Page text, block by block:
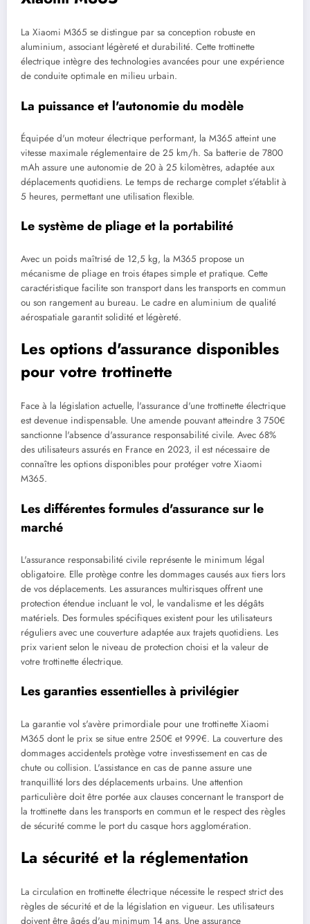
La Xiaomi M365 se distingue par sa conception robuste en
aluminium, associant légèreté et durabilité. Cette trottinette
électrique intègre des technologies avancées pour une expérience
de conduite optimale en milieu urbain.
La puissance et l'autonomie du modèle
Équipée d'un moteur électrique performant, la M365 atteint une
vitesse maximale réglementaire de 25 km/h. Sa batterie de 7800
mAh assure une autonomie de 20 à 25 kilomètres, adaptée aux
déplacements quotidiens. Le temps de recharge complet s'établit à
5 heures, permettant une utilisation flexible.
Le système de pliage et la portabilité
Avec un poids maîtrisé de 12,5 kg, la M365 propose un
mécanisme de pliage en trois étapes simple et pratique. Cette
caractéristique facilite son transport dans les transports en commun
ou son rangement au bureau. Le cadre en aluminium de qualité
aérospatiale garantit solidité et légèreté.
Les options d'assurance disponibles
pour votre trottinette
Face à la législation actuelle, l'assurance d'une trottinette électrique
est devenue indispensable. Une amende pouvant atteindre 3 750€
sanctionne l'absence d'assurance responsabilité civile. Avec 68%
des utilisateurs assurés en France en 2023, il est nécessaire de
connaître les options disponibles pour protéger votre Xiaomi
M365.
Les différentes formules d'assurance sur le
marché
L'assurance responsabilité civile représente le minimum légal
obligatoire. Elle protège contre les dommages causés aux tiers lors
de vos déplacements. Les assurances multirisques offrent une
protection étendue incluant le vol, le vandalisme et les dégâts
matériels. Des formules spécifiques existent pour les utilisateurs
réguliers avec une couverture adaptée aux trajets quotidiens. Les
prix varient selon le niveau de protection choisi et la valeur de
votre trottinette électrique.
Les garanties essentielles à privilégier
La garantie vol s'avère primordiale pour une trottinette Xiaomi
M365 dont le prix se situe entre 250€ et 999€. La couverture des
dommages accidentels protège votre investissement en cas de
chute ou collision. L'assistance en cas de panne assure une
tranquillité lors des déplacements urbains. Une attention
particulière doit être portée aux clauses concernant le transport de
la trottinette dans les transports en commun et le respect des règles
de sécurité comme le port du casque hors agglomération.
La sécurité et la réglementation
La circulation en trottinette électrique nécessite le respect strict des
règles de sécurité et de la législation en vigueur. Les utilisateurs
doivent être âgés d'au minimum 14 ans. Une assurance